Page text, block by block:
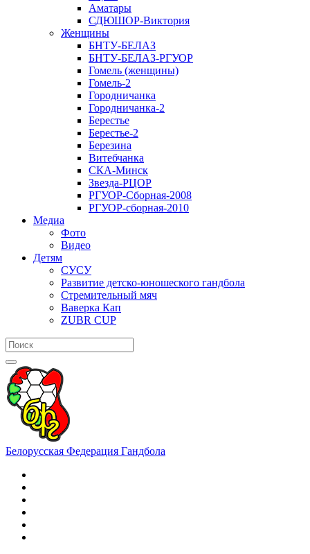
Аматары
СДЮШОР-Виктория
Женщины
БНТУ-БЕЛАЗ
БНТУ-БЕЛАЗ-РГУОР
Гомель (женщины)
Гомель-2
Городничанка
Городничанка-2
Берестье
Берестье-2
Березина
Витебчанка
СКА-Минск
Звезда-РЦОР
РГУОР-Сборная-2008
РГУОР-сборная-2010
Медиа
Фото
Видео
Детям
СУСУ
Развитие детско-юношеского гандбола
Стремительный мяч
Ваверка Кап
ZUBR CUP
Белорусская Федерация Гандбола